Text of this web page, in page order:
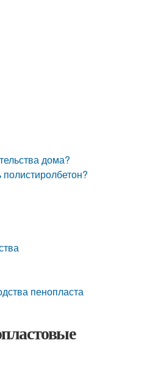
дома?
пенопласта